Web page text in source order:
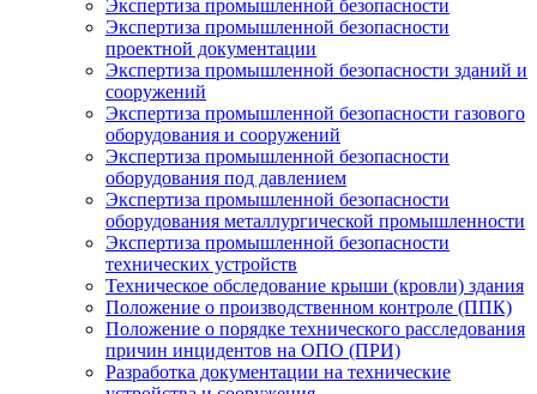
Экспертиза промышленной безопасности
Экспертиза промышленной безопасности
проектной документации
Экспертиза промышленной безопасности зданий и
сооружений
Экспертиза промышленной безопасности газового
оборудования и сооружений
Экспертиза промышленной безопасности
оборудования под давлением
Экспертиза промышленной безопасности
оборудования металлургической промышленности
Экспертиза промышленной безопасности
технических устройств
Техническое обследование крыши (кровли) здания
Положение о производственном контроле (ППК)
Положение о порядке технического расследования
причин инцидентов на ОПО (ПРИ)
Разработка документации на технические